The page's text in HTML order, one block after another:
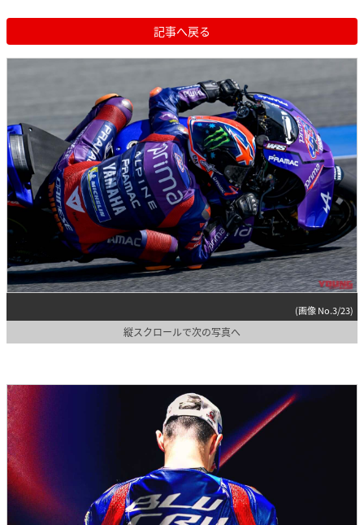
記事へ戻る
(画像 No.3/23)
縦スクロールで次の写真へ